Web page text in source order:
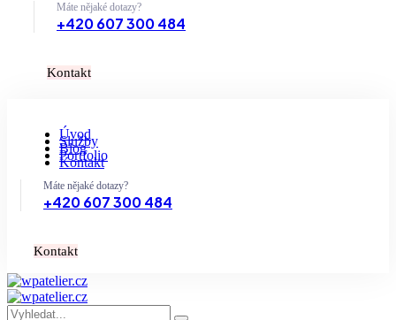
Máte nějaké dotazy?
+420 607 300 484
Kontakt
Úvod
Služby
Blog
Portfolio
Kontakt
Máte nějaké dotazy?
+420 607 300 484
Kontakt